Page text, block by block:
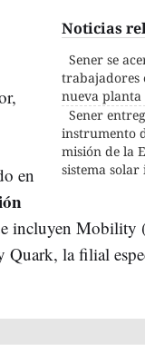
Noticias
Sener se
trabajadores
nueva planta
Sener
instrumento
misión de la
sistema
en
incluyen Mobility
Quark, la filial